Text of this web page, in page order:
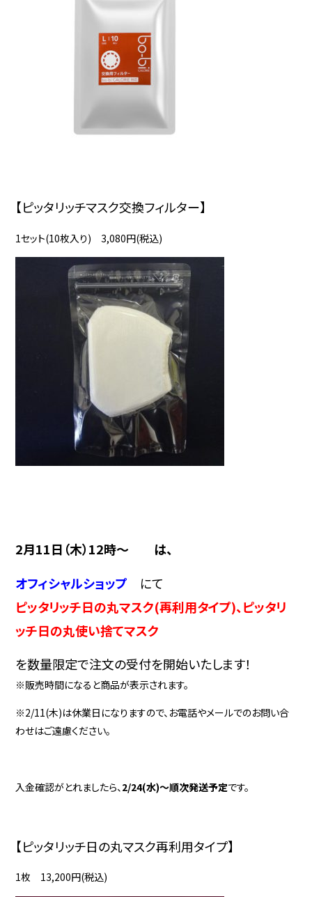
【ピッタリッチマスク交換フィルター】
1セット(10枚入り) 3,080円(税込)
2月11日（木）12時～ は、
オフィシャルショップ にて
ピッタリッチ日の丸マスク(再利用タイプ)、ピッタリ
ッチ日の丸使い捨てマスク
を数量限定で注文の受付を開始いたします！
※販売時間になると商品が表示されます。
※2/11(木)は休業日になりますので、お電話やメールでのお問い合
わせはご遠慮ください。
入金確認がとれましたら、2/24(水)～順次発送予定です。
【ピッタリッチ日の丸マスク再利用タイプ】
1枚 13,200円(税込)